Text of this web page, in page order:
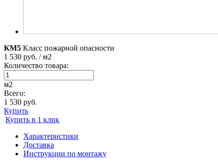
КМ5 Класс пожарной опасности
1 530 руб. / м2
Количество товара:
м2
Всего:
1 530 руб.
Купить
Купить в 1 клик
Характеристики
Доставка
Инструкции по монтажу